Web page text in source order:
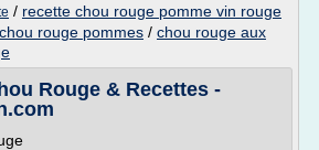
/ recette chou rouge pomme vin rouge
rouge pommes / chou rouge aux
Rouge & Recettes -